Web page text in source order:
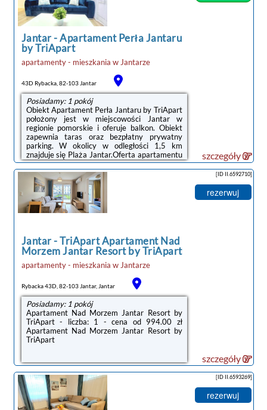
prysznicem, bezpłatnym zestawem
kosmetyków oraz suszarką do włosów.
Wyposażenie obejmuje również telewizor z
płaskim ...
Jantar-Apartament Perła Jantaru
by TriApart
apartamenty - mieszkania w Jantarze
43D Rybacka, 82-103 Jantar
Posiadamy: 1 pokój
Obiekt Apartament Perła Jantaru by TriApart
położony jest w miejscowości Jantar w
regionie pomorskie i oferuje balkon. Obiekt
zapewnia taras oraz bezpłatny prywatny
parking. W okolicy w odległości 1,5 km
znajduje się Plaża Jantar.Oferta apartamentu
obejmuje kilka sypialni (2), salon, kuchnię z
pełnym wyposażeniem, w tym lodówką i
ekspresem do kawy, a także łazienkę (1) z
prysznicem oraz suszarką do włosów. W
apartamencie zapewniono ręczniki i
pościel.Odległość ważnych miejsc od obiektu:
szczegóły
Jantar-TriApart Apartament Nad
Morzem Jantar Resort by TriApart
apartamenty - mieszkania w Jantarze
Rybacka 43D, 82-103 Jantar, Jantar
Posiadamy: 1 pokój
Apartament Nad Morzem Jantar Resort by
TriApart - liczba: 1 - cena od 994.00 zł
Apartament Nad Morzem Jantar Resort by
TriApart
[ID II.6592710]
rezerwuj
szczegóły
[ID II.6593269]
rezerwuj